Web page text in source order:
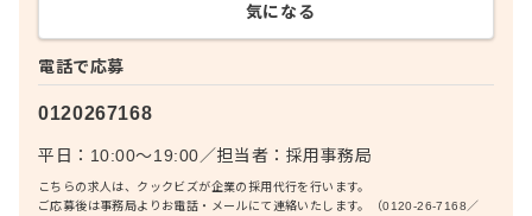
電話で応募
0120267168
平日：10:00〜19:00／担当者： 採用事務局
こちらの求人は、クックビズが企業の採用代行を行います。
ご応募後は事務局よりお電話・メールにて連絡いたします。（0120-26-7168／
気になる